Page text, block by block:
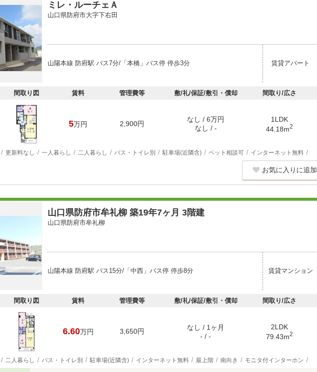
ミレ・ルーチェＡ
山口県防府市大字下右田
山陽本線 防府駅 バス7分/「本橋」バス停 停歩3分 賃貸アパート
間取り図 賃料 管理費等 敷/礼/保証/敷引・償却 間取り/広さ
5万円 2,900円
なし / 6万円
なし / -
1LDK
44.18m2
更新料なし 一人暮らし 二人暮らし バス・トイレ別 駐車場(近隣含) ペット相談可 インターネット無料
お気に入りに追加
山口県防府市牟礼柳 築19年7ヶ月 3階建
山口県防府市牟礼柳
山陽本線 防府駅 バス15分/「中西」バス停 停歩8分 賃貸マンション
間取り図 賃料 管理費等 敷/礼/保証/敷引・償却 間取り/広さ
6.60万円 3,650円
なし / 1ヶ月
- / -
2LDK
79.43m2
二人暮らし バス・トイレ別 駐車場(近隣含) インターネット無料 最上階 南向き モニタ付インターホン